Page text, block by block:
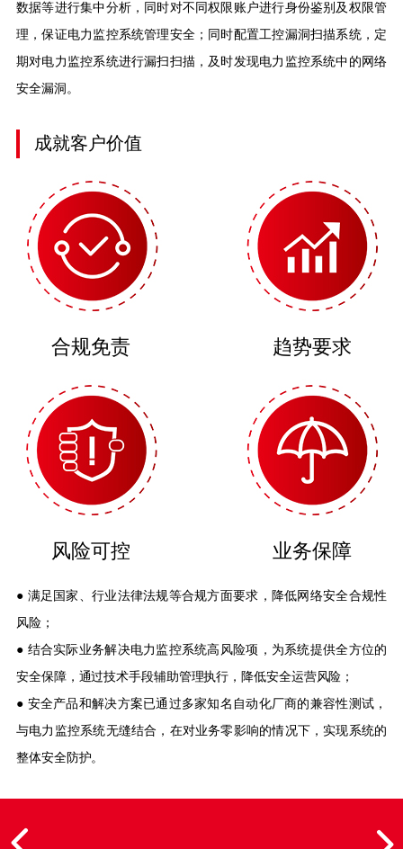
数据等进行集中分析，同时对不同权限账户进行身份鉴别及权限管
理，保证电力监控系统管理安全；同时配置工控漏洞扫描系统，定
期对电力监控系统进行漏扫扫描，及时发现电力监控系统中的网络
安全漏洞。
成就客户价值
合规免责 趋势要求
风险可控 业务保障
● 满足国家、行业法律法规等合规方面要求，降低网络安全合规性
风险；
● 结合实际业务解决电力监控系统高风险项，为系统提供全方位的
安全保障，通过技术手段辅助管理执行，降低安全运营风险；
● 安全产品和解决方案已通过多家知名自动化厂商的兼容性测试，
与电力监控系统无缝结合，在对业务零影响的情况下，实现系统的
整体安全防护。